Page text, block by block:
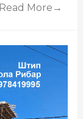
Read More→